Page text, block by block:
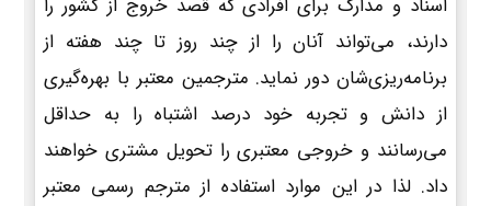
دارند، می‌تواند آنان را از چند روز تا چند هفته از
برنامه‌ریزی‌شان دور نماید. مترجمین معتبر با بهره‌گیری
از دانش و تجربه خود درصد اشتباه را به حداقل
می‌رسانند و خروجی معتبری را تحویل مشتری خواهند
داد. لذا در این موارد استفاده از مترجم رسمی معتبر